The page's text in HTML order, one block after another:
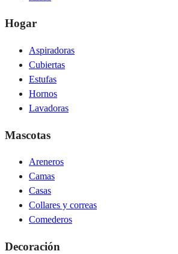
Hogar
Aspiradoras
Cubiertas
Estufas
Hornos
Lavadoras
Mascotas
Areneros
Camas
Casas
Collares y correas
Comederos
Decoración